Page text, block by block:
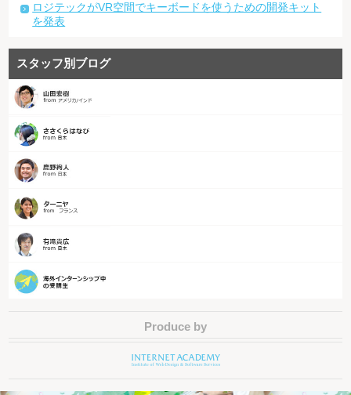
ロジテックがVR空間でキーボードを使うための開発キット
を発表
スタッフ別ブログ
Produce by